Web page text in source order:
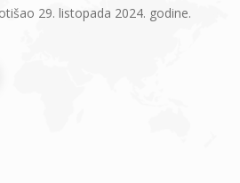
29. listopada 2024. godine.